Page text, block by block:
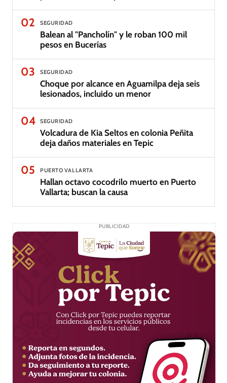
02 SEGURIDAD
Balean al "Pancholín" y le roban 100 mil
pesos en Bucerías
03 SEGURIDAD
Choque por alcance en Aguamilpa deja seis
lesionados, incluido un menor
04 SEGURIDAD
Volcadura de Kia Seltos en colonia Peñita
deja daños materiales en Tepic
05 PUERTO VALLARTA
Hallan octavo cocodrilo muerto en Puerto
Vallarta; buscan la causa
PUBLICIDAD